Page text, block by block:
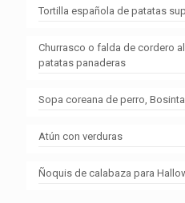
Tortilla española de patatas
Churrasco o falda de cordero
patatas panaderas
Sopa coreana de perro,
Atún con verduras
Ñoquis de calabaza para